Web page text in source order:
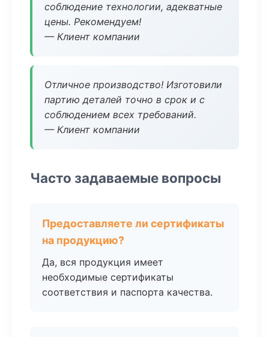
соблюдение технологии, адекватные
цены. Рекомендуем!
— Клиент компании
Отличное производство! Изготовили
партию деталей точно в срок и с
соблюдением всех требований.
— Клиент компании
Часто задаваемые вопросы
Предоставляете ли сертификаты
на продукцию?
Да, вся продукция имеет
необходимые сертификаты
соответствия и паспорта качества.